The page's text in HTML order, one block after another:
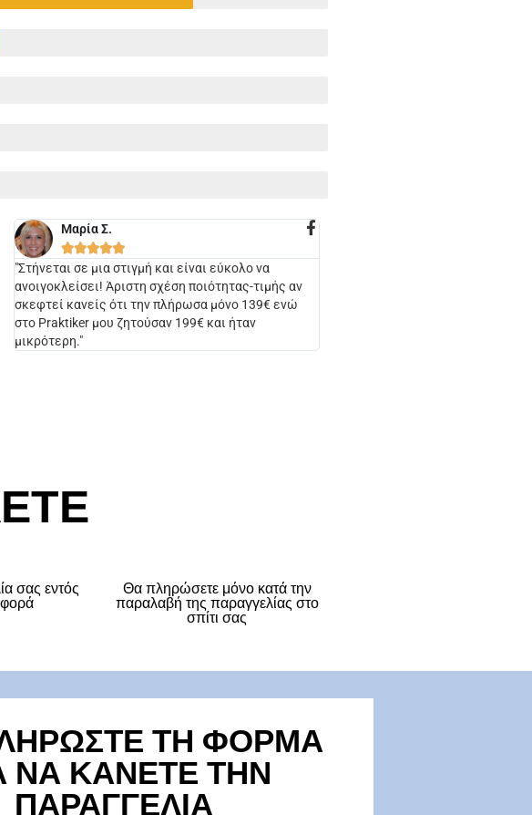
Μαρία Σ.

"Στήνεται σε μια στιγμή και είναι εύκολο να
ανοιγοκλείσει! Άριστη σχέση ποιότητας-τιμής αν
σκεφτεί κανείς ότι την πλήρωσα μόνο 139€ ενώ
στο Praktiker μου ζητούσαν 199€ και ήταν
μικρότερη."
σας εντός
Θα πληρώσετε μόνο κατά την
παραλαβή της παραγγελίας στο
σπίτι σας
ΤΗ ΦΟΡΜΑ
ΝΑ ΚΑΝΕΤΕ ΤΗΝ
ΠΑΡΑΓΓΕΛΙΑ